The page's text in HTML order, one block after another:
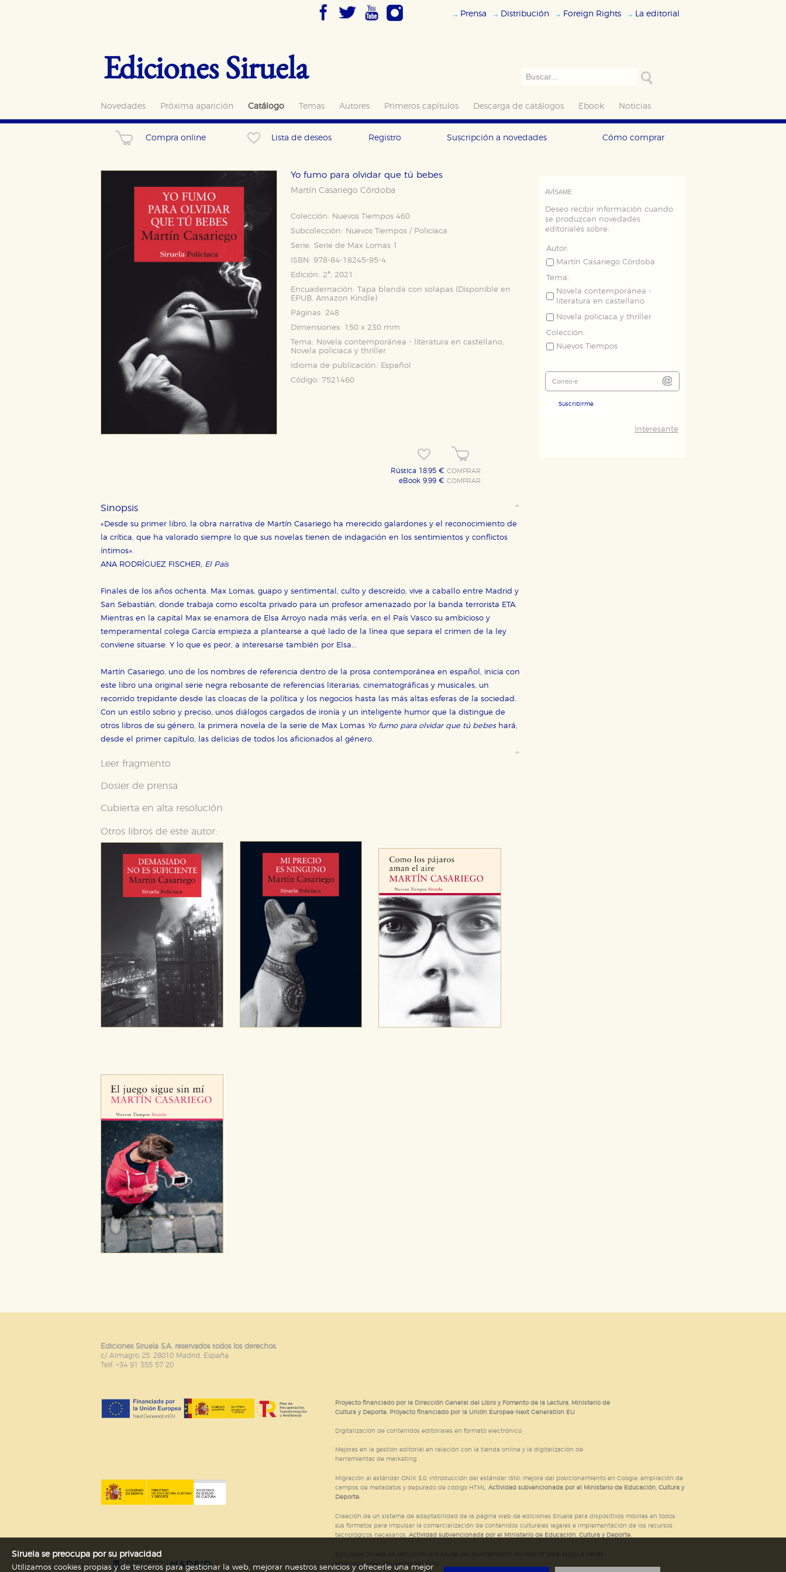
Prensa Distribución Foreign Rights La editorial
Ediciones Siruela
Novedades Próxima aparición Catálogo Temas Autores Primeros capítulos Descarga de catálogos Ebook Noticias
Compra online Lista de deseos Registro Suscripción a novedades Cómo comprar
Yo fumo para olvidar que tú bebes
Martín Casariego Córdoba
Colección:
Nuevos Tiempos 460
Subcolección:
Nuevos Tiempos / Policiaca
Serie: Serie de Max Lomas 1
ISBN: 978-84-18245-95-4
Edición: 2ª, 2021
Encuadernación: Tapa blanda con solapas (Disponible en
EPUB, Amazon Kindle )
Páginas: 248
Dimensiones: 150 x 230 mm
Tema:
Novela contemporánea - literatura en castellano,
Novela policiaca y thriller
Idioma de publicación:
Español
Código: 7521460
Rústica 18,95 €COMPRAR
eBook 9,99 €COMPRAR
Sinopsis
«Desde su primer libro, la obra narrativa de Martín Casariego ha merecido galardones y el reconocimiento de
la crítica, que ha valorado siempre lo que sus novelas tienen de indagación en los sentimientos y conflictos
íntimos».
ANA RODRÍGUEZ FISCHER, El País
Finales de los años ochenta. Max Lomas, guapo y sentimental, culto y descreído, vive a caballo entre Madrid y
San Sebastián, donde trabaja como escolta privado para un profesor amenazado por la banda terrorista ETA.
Mientras en la capital Max se enamora de Elsa Arroyo nada más verla, en el País Vasco su ambicioso y
temperamental colega García empieza a plantearse a qué lado de la línea que separa el crimen de la ley
conviene situarse. Y lo que es peor, a interesarse también por Elsa...
Martín Casariego, uno de los nombres de referencia dentro de la prosa contemporánea en español, inicia con
este libro una original serie negra rebosante de referencias literarias, cinematográficas y musicales, un
recorrido trepidante desde las cloacas de la política y los negocios hasta las más altas esferas de la sociedad.
Con un estilo sobrio y preciso, unos diálogos cargados de ironía y un inteligente humor que la distingue de
otros libros de su género, la primera novela de la serie de Max Lomas Yo fumo para olvidar que tú bebeshará,
desde el primer capítulo, las delicias de todos los aficionados al género.
Leer fragmento
Dosier de prensa
Cubierta en alta resolución
Otros libros de este autor:
AVÍSAME
Deseo recibir información cuando
se produzcan novedades
editoriales sobre:
Autor:
Martín Casariego Córdoba
Tema:
Novela contemporánea -
literatura en castellano
Novela policiaca y thriller
Colección:
Nuevos Tiempos
Suscribirme
Interesante
Ediciones Siruela S.A. reservados todos los derechos.
c/ Almagro 25. 28010 Madrid. España
Telf. +34 91 355 57 20
Proyecto financiado por la Dirección General del Libro y Fomento de la Lectura, Ministerio de
Cultura y Deporte. Proyecto financiado por la Unión Europea-Next Generation EU
Digitalización de contenidos editoriales en formato electrónico
Mejoras en la gestión editorial en relación con la tienda online y la digitalización de
herramientas de marketing.
Migración al estándar ONIX 3.0; introducción del estándar ISNI; mejora del posicionamiento en Google; ampliación de
campos de metadatos y depurado de código HTML. Actividad subvencionada por el Ministerio de Educación, Cultura y
Deporte.
Creación de un sistema de adaptabilidad de la página web de ediciones Siruela para dispositivos móviles en todos
sus formatos para impulsar la comercialización de contenidos culturales legales e implementación de los recursos
tecnológicos necesarios. Actividad subvencionada por el Ministerio de Educación, Cultura y Deporte.
Internacionales del sector del libro.
Siruela se preocupa por su privacidad
Utilizamos cookies propias y de terceros para gestionar la web, mejorar nuestros servicios y ofrecerle una mejor
CONFIGURACIÓN DE COOKIES HABILITAR TODO
Cookies necesarias
Estas cookies son necesarias para que nuestro sitio web funcione y no es posible deshabilitarlas desde nuestro sistema. Es posible
hacerlo desde el navegador, pero en ese caso es posible que algunas áreas de nuestra web dejen de funcionar correctamente.
Estas cookies se utilizan para mejorar su experiencia de navegación y optimizar el funcionamiento de nuestro sitio web. Almacenan
tanto, es anónima.
Cookies de publicidad y redes sociales
Estas cookies son gestionadas por nuestros socios publicitarios y se utilizan para mostrar publicidad relevante para sus intereses en
otros sitios. No almacenan directamente información personal sino que se basan en la identificación única de su navegador y
dispositivo de internet.
GUARDAR CONFIGURACIÓN
Puede consultar nuestra política de cookies